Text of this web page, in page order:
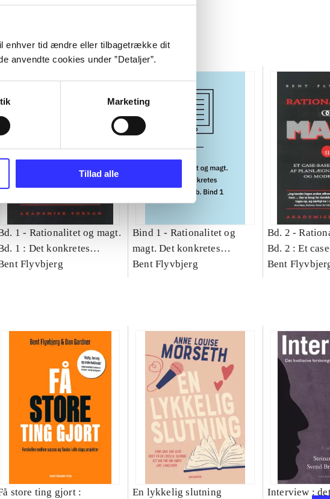
enhver tid ændre eller tilbagetrække dit
anvendte cookies under ”Detaljer”.
Marketing
Tillad alle
1 - Rationalitet og magt.
1 : Det konkretes
Flyvbjerg
Bind 1 - Rationalitet og
magt. Det konkretes
videnskab. Bind 1
Bent Flyvbjerg
Bd. 2 -
Bd. 2 : Et
studie af
Bent
store ting gjort :
En lykkelig slutning
Interview :